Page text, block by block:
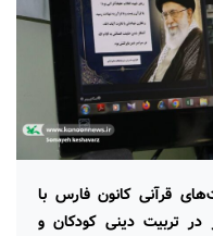
قرآنی کانون فارس با
در تربیت دینی کودکان و